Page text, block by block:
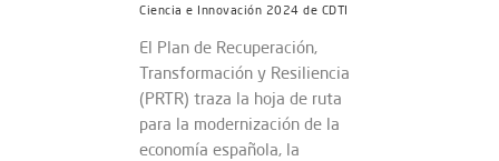
Ciencia e Innovación 2024 de CDTI
El Plan de Recuperación,
Transformación y Resiliencia
(PRTR) traza la hoja de ruta
para la modernización de la
economía española, la